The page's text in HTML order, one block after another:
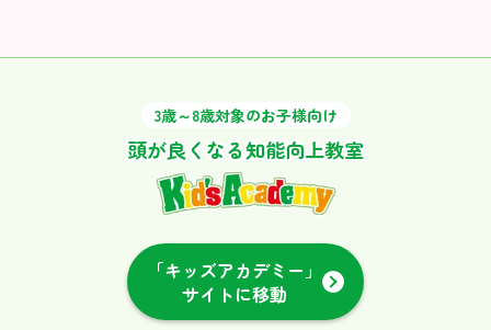
3歳～8歳対象のお子様向け
頭が良くなる知能向上教室
「キッズアカデミー」
サイトに移動